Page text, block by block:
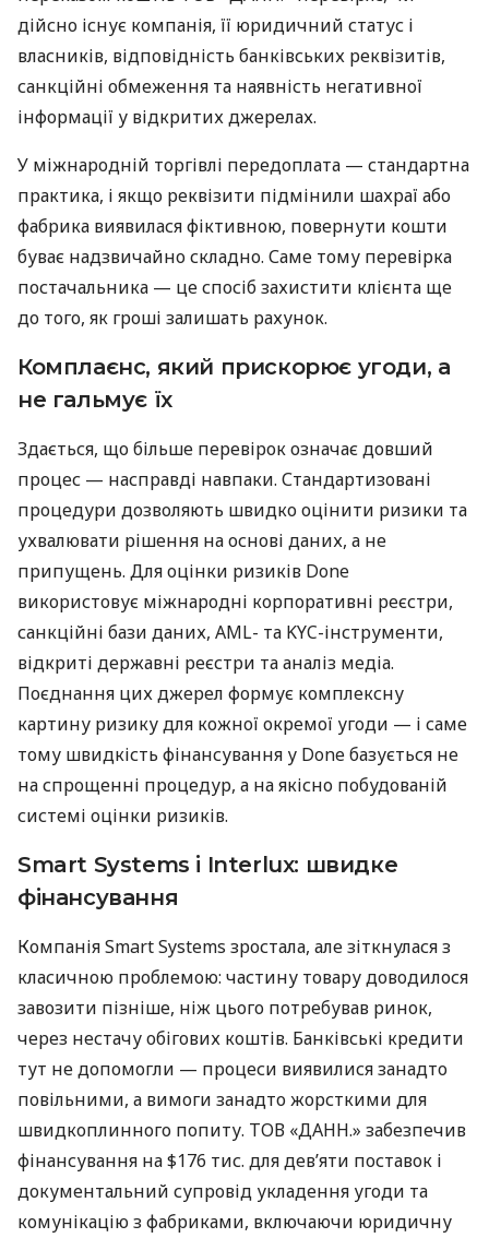
дійсно існує компанія, її юридичний статус і
власників, відповідність банківських реквізитів,
санкційні обмеження та наявність негативної
інформації у відкритих джерелах.
У міжнародній торгівлі передоплата — стандартна
практика, і якщо реквізити підмінили шахраї або
фабрика виявилася фіктивною, повернути кошти
буває надзвичайно складно. Саме тому перевірка
постачальника — це спосіб захистити клієнта ще
до того, як гроші залишать рахунок.
Комплаєнс, який прискорює угоди, а
не гальмує їх
Здається, що більше перевірок означає довший
процес — насправді навпаки. Стандартизовані
процедури дозволяють швидко оцінити ризики та
ухвалювати рішення на основі даних, а не
припущень. Для оцінки ризиків Done
використовує міжнародні корпоративні реєстри,
санкційні бази даних, AML- та KYC-інструменти,
відкриті державні реєстри та аналіз медіа.
Поєднання цих джерел формує комплексну
картину ризику для кожної окремої угоди — і саме
тому швидкість фінансування у Done базується не
на спрощенні процедур, а на якісно побудованій
системі оцінки ризиків.
Smart Systems і Interlux: швидке
фінансування
Компанія Smart Systems зростала, але зіткнулася з
класичною проблемою: частину товару доводилося
завозити пізніше, ніж цього потребував ринок,
через нестачу обігових коштів. Банківські кредити
тут не допомогли — процеси виявилися занадто
повільними, а вимоги занадто жорсткими для
швидкоплинного попиту. ТОВ «ДАНН.» забезпечив
фінансування на $176 тис. для дев’яти поставок і
документальний супровід укладення угоди та
комунікацію з фабриками, включаючи юридичну